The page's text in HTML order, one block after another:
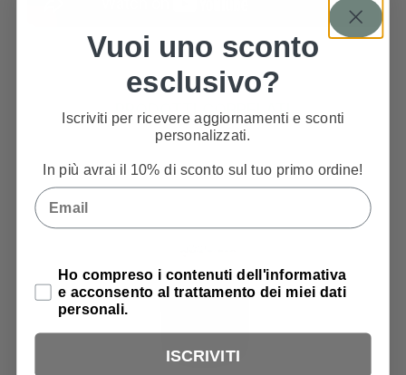
PRODOTTI CORRELATI
Vuoi uno sconto
esclusivo?
Iscriviti per ricevere aggiornamenti e sconti
personalizzati.
In più avrai il 10% di sconto sul tuo primo ordine!
Email
Privacy Policy
Ho compreso i contenuti dell'informativa
e acconsento al trattamento dei miei dati
personali.
ISCRIVITI